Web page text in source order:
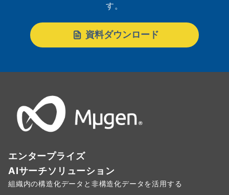
す。
資料ダウンロード
エンタープライズ
AIサーチソリューション
組織内の構造化データと非構造化データを活用する